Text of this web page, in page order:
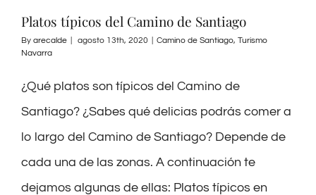
Platos típicos del Camino de Santiago
By arecalde agosto 13th, 2020 Camino de Santiago, Turismo
Navarra
¿Qué platos son típicos del Camino de
Santiago? ¿Sabes qué delicias podrás comer a
lo largo del Camino de Santiago? Depende de
cada una de las zonas. A continuación te
dejamos algunas de ellas: Platos típicos en